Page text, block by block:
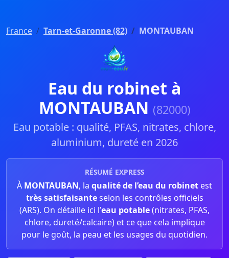
France Tarn-et-Garonne (82) MONTAUBAN
Eau du robinet à
MONTAUBAN (82000)
Eau potable : qualité, PFAS, nitrates, chlore,
aluminium, dureté en 2026
RÉSUMÉ EXPRESS
À MONTAUBAN, la qualité de l’eau du robinet est
très satisfaisanteselon les contrôles officiels
(ARS). On détaille ici l’eau potable(nitrates, PFAS,
chlore, dureté/calcaire) et ce que cela implique
pour le goût, la peau et les usages du quotidien.